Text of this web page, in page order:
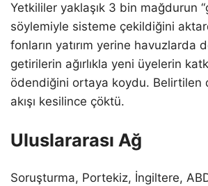
Yetkililer yaklaşık 3 bin mağdurun
söylemiyle sisteme çekildiğini
fonların yatırım yerine havuzlarda
getirilerin ağırlıkla yeni üyelerin
ödendiğini ortaya koydu. Belirtilen
akışı kesilince çöktü.
Uluslararası Ağ
Soruşturma, Portekiz, İngiltere,